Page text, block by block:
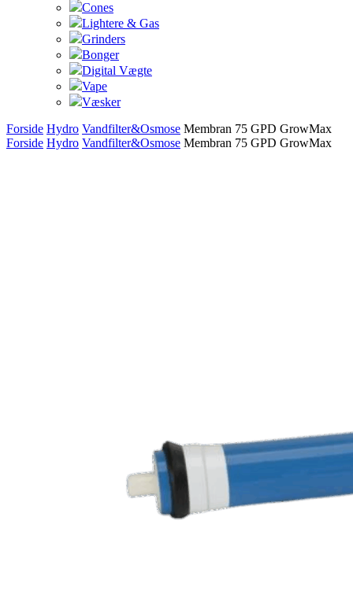
Cones
Lightere & Gas
Grinders
Bonger
Digital Vægte
Vape
Væsker
Forside Hydro Vandfilter&Osmose Membran 75 GPD GrowMax
Forside Hydro Vandfilter&Osmose Membran 75 GPD GrowMax